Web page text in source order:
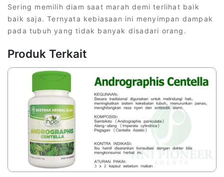
Sering memilih diam saat marah demi terlihat baik
baik saja. Ternyata kebiasaan ini menyimpan dampak
pada tubuh yang tidak banyak disadari orang.
Produk Terkait